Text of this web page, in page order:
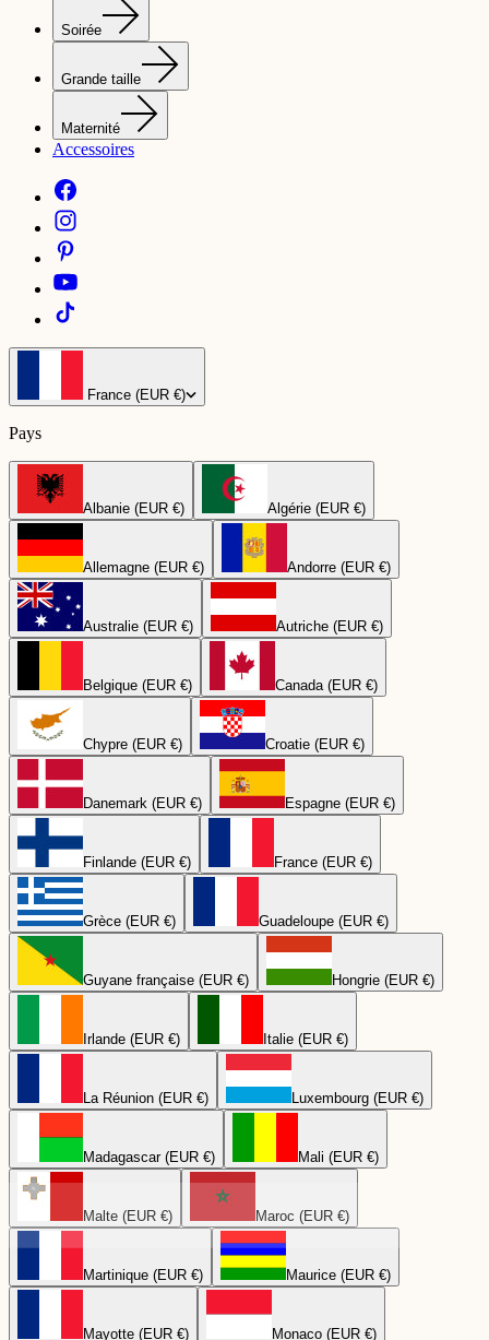
Soirée
Grande taille
Maternité
Accessoires
France (EUR €)
Pays
Albanie (EUR €) Algérie (EUR €)
Allemagne (EUR €) Andorre (EUR €)
Australie (EUR €) Autriche (EUR €)
Belgique (EUR €) Canada (EUR €)
Chypre (EUR €) Croatie (EUR €)
Danemark (EUR €) Espagne (EUR €)
Finlande (EUR €) France (EUR €)
Grèce (EUR €) Guadeloupe (EUR €)
Guyane française (EUR €) Hongrie (EUR €)
Irlande (EUR €) Italie (EUR €)
La Réunion (EUR €) Luxembourg (EUR €)
Madagascar (EUR €) Mali (EUR €)
Malte (EUR €) Maroc (EUR €)
Martinique (EUR €) Maurice (EUR €)
Mayotte (EUR €) Monaco (EUR €)